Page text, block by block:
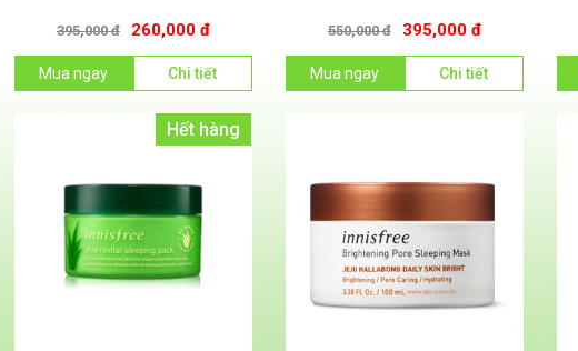
395,000 đ 260,000 đ
Mua ngay Chi tiết
550,000 đ 395,000 đ
Mua ngay Chi tiết
Hết hàng